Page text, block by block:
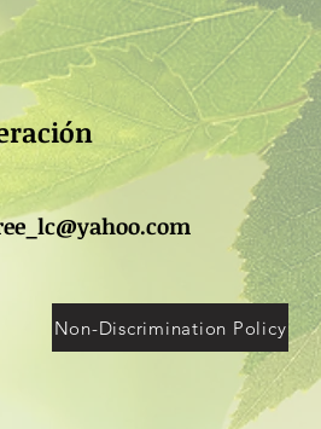
Non-Discrimination Policy